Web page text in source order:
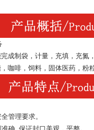
成制袋，计量，充填，充氮
咖啡，饲料，固体医药，粉
管理要求。